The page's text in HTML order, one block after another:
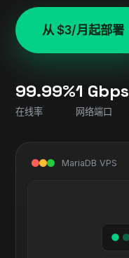
从 $3/月起部署
99.99%
在线率
1 Gbps
网络端口
MariaDB VPS